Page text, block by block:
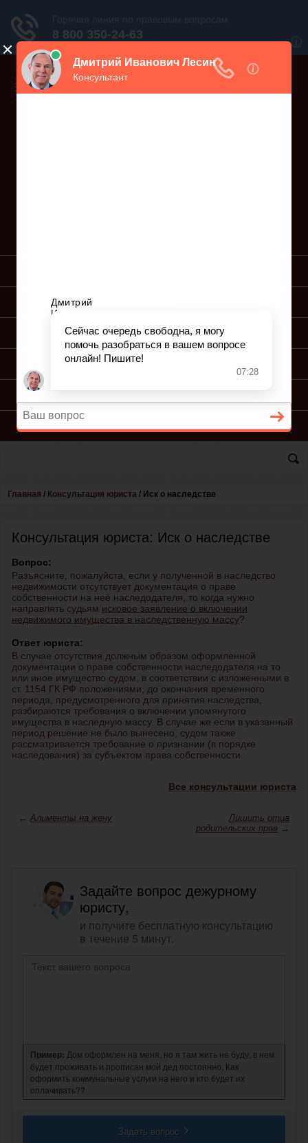
ПОДГОТОВКА ИСКА
ПОДАЧА ИСКА
КОНСУЛЬТАЦИЯ ЮРИСТА
Главная / Консультация юриста / Иск о наследстве
Консультация юриста: Иск о наследстве
Вопрос:
Разъясните, пожалуйста, если у полученной в наследство
недвижимости отсутствует документация о праве
собственности на неё наследодателя, то когда нужно
направлять судьям исковое заявление о включении
недвижимого имущества в наследственную массу?
Ответ юриста:
В случае отсутствия должным образом оформленной
документации о праве собственности наследодателя на то
или иное имущество судом, в соответствии с изложенными в
ст. 1154 ГК РФ положениями, до окончания временного
периода, предусмотренного для принятия наследства,
разбираются требования о включении упомянутого
имущества в наследную массу. В случае же если в указанный
период решение не было вынесено, судом также
рассматривается требование о признании (в порядке
наследования) за субъектом права собственности.
Все консультации юриста
← Алименты на жену
Лишить отца
родительских прав →
Задайте вопрос дежурному
юристу,
и получите бесплатную консультацию
в течение 5 минут.
Пример: Дом оформлен на меня, но я там жить не буду, в нем
будет проживать и прописан мой дед постоянно. Как
оформить коммунальные услуги на него и кто будет их
оплачивать??
Задать вопрос